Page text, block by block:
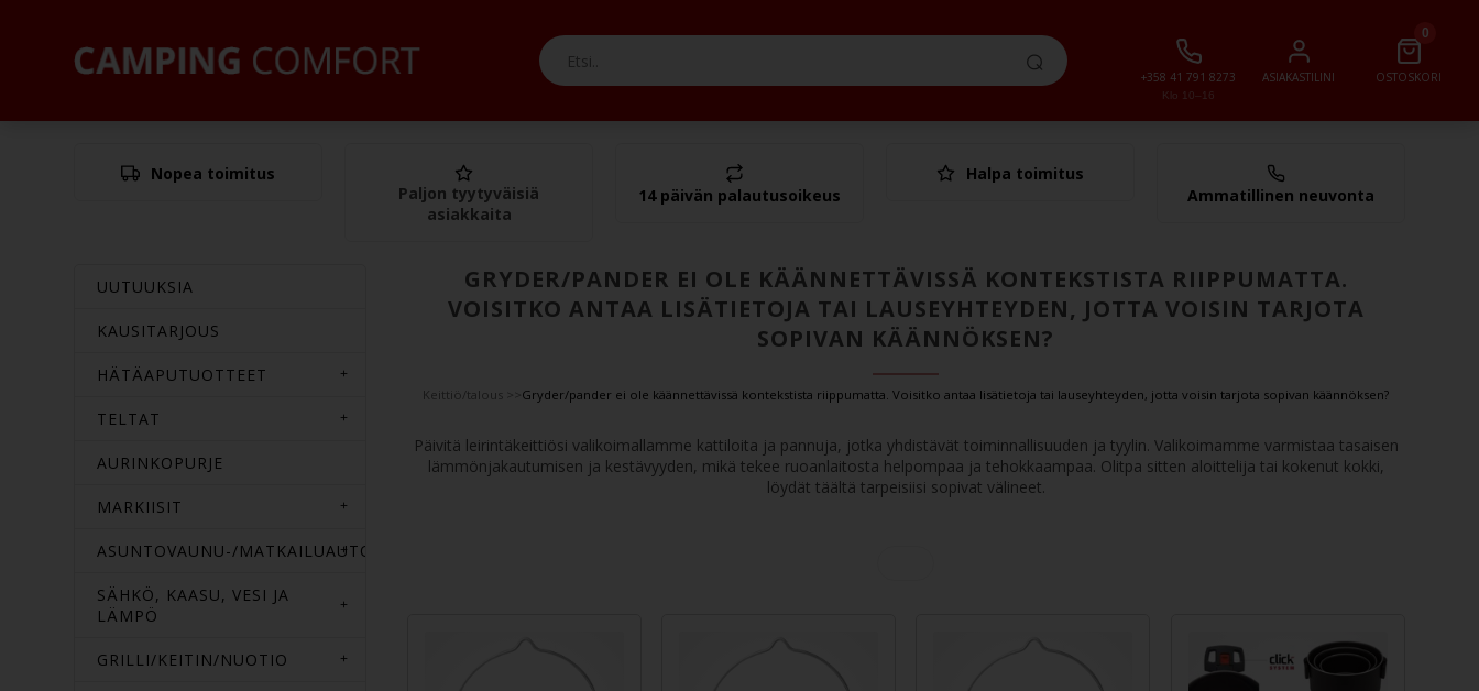
Klo 10–16
+358 41 791 8273 ASIAKASTILINI
0
OSTOSKORI
Yht.
Nopea toimitus
Paljon tyytyväisiä
asiakkaita
14 päivän palautusoikeus
Halpa toimitus
Ammatillinen neuvonta
UUTUUKSIA
KAUSITARJOUS
HÄTÄAPUTUOTTEET
TELTAT
AURINKOPURJE
MARKIISIT
ASUNTOVAUNU-/MATKAILUAUTOTARVIKKEET
SÄHKÖ, KAASU, VESI JA
LÄMPÖ
GRILLI/KEITIN/NUOTIO
GRYDER/PANDER EI OLE KÄÄNNETTÄVISSÄ KONTEKSTISTA RIIPPUMATTA.
VOISITKO ANTAA LISÄTIETOJA TAI LAUSEYHTEYDEN, JOTTA VOISIN TARJOTA
SOPIVAN KÄÄNNÖKSEN?
Keittiö/talous Gryder/pander ei ole käännettävissä kontekstista riippumatta. Voisitko antaa lisätietoja tai lauseyhteyden, jotta voisin tarjota sopivan käännöksen?
Päivitä leirintäkeittiösi valikoimallamme kattiloita ja pannuja, jotka yhdistävät toiminnallisuuden ja tyylin. Valikoimamme varmistaa tasaisen
lämmönjakautumisen ja kestävyyden, mikä tekee ruoanlaitosta helpompaa ja tehokkaampaa. Olitpa sitten aloittelija tai kokenut kokki,
löydät täältä tarpeisiisi sopivat välineet.